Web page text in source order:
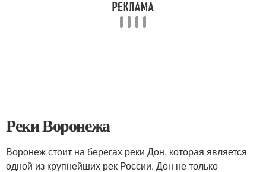
Реки Воронежа
Воронеж стоит на берегах реки Дон, которая является
одной из крупнейших рек России. Дон не только